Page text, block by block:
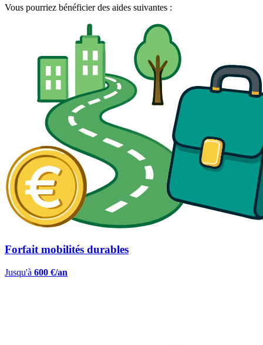
Vous pourriez bénéficier des aides suivantes :
Forfait mobilités durables
Jusqu'à 600 €/an